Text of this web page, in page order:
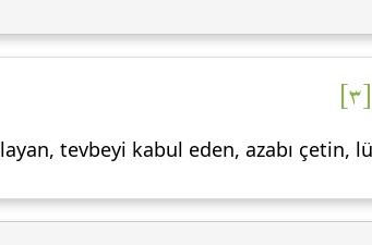
tevbeyi kabul eden, azabı